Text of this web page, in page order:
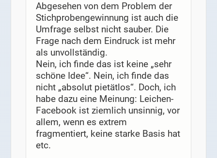
Abgesehen von dem Problem der
Stichprobengewinnung ist auch die
Umfrage selbst nicht sauber. Die
Frage nach dem Eindruck ist mehr
als unvollständig.
Nein, ich finde das ist keine „sehr
schöne Idee“. Nein, ich finde das
nicht „absolut pietätlos“. Doch, ich
habe dazu eine Meinung: Leichen-
Facebook ist ziemlich unsinnig, vor
allem, wenn es extrem
fragmentiert, keine starke Basis hat
etc.